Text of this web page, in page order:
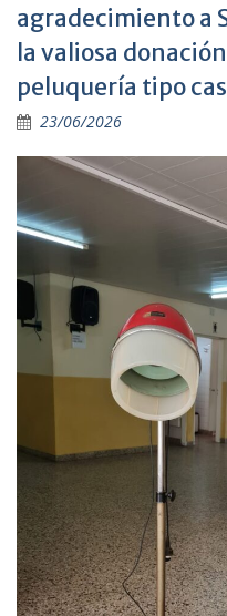
agradecimiento a
la valiosa
peluquería tipo
23/06/2026